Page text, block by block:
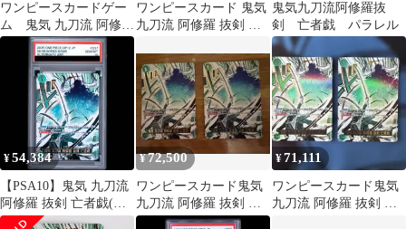
ワンピースカードゲー
ム 鬼気 九刀流 阿修羅
抜剣 亡者戯 OP12-037
ワンピースカード 鬼気
九刀流 阿修羅 抜剣 亡
鬼気九刀流阿修羅抜
剣 亡者戯 パラレル
¥54,384
【PSA10】鬼気 九刀流
阿修羅 抜剣 亡者戯(パ
ラレル) P-R OP12-037 1
¥72,500
ワンピースカード鬼気
九刀流 阿修羅 抜剣 亡
者戯 パラレル 2枚セ
¥71,111
ワンピースカード鬼気
九刀流 阿修羅 抜剣 亡